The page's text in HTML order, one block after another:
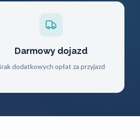
Darmowy dojazd
dodatkowych opłat za przyjazd